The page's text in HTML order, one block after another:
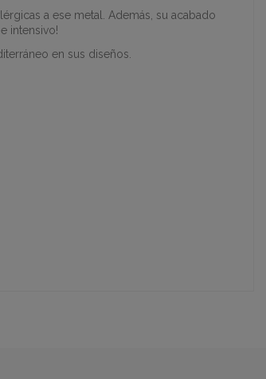
a ese metal. Además, su acabado
intensivo!
en sus diseños.